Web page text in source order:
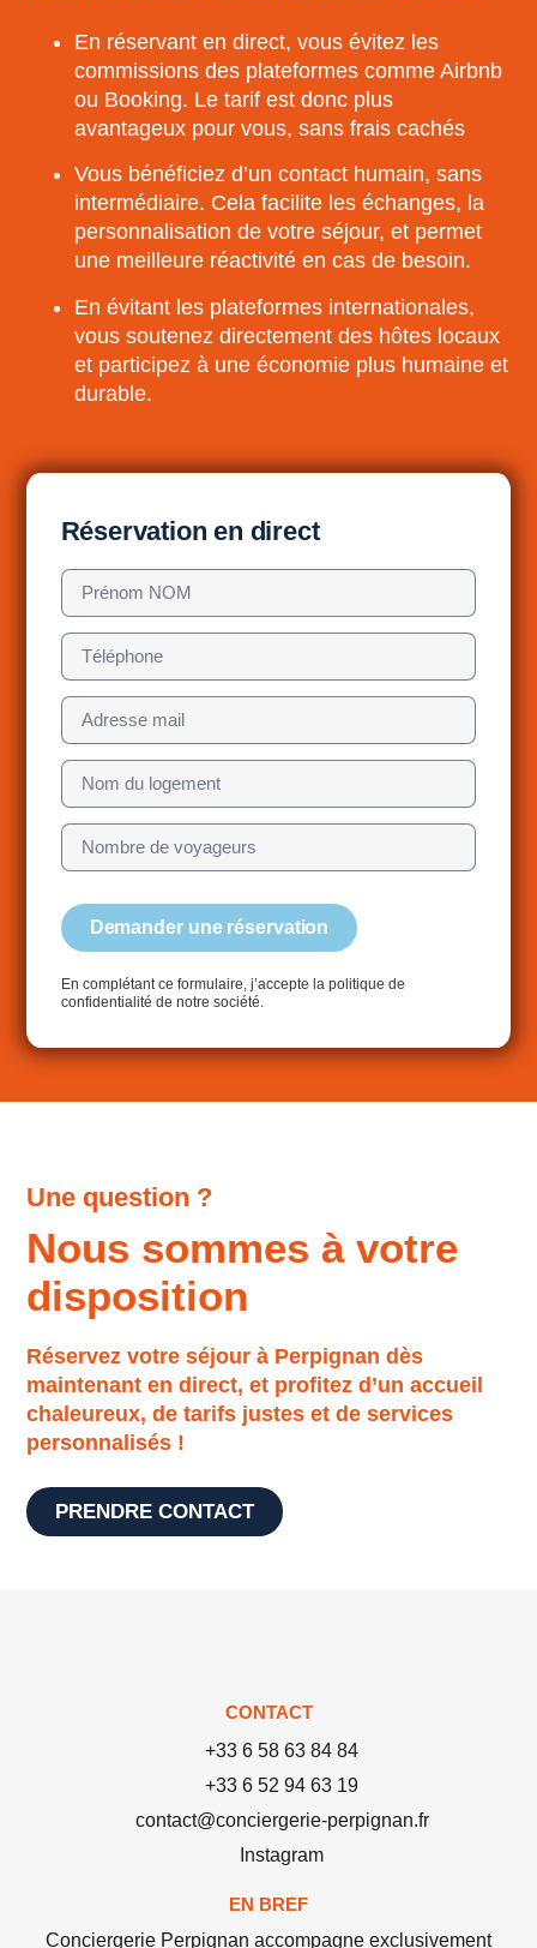
En réservant en direct, vous évitez les
commissions des plateformes comme Airbnb
ou Booking. Le tarif est donc plus
avantageux pour vous, sans frais cachés
Vous bénéficiez d’un contact humain, sans
intermédiaire. Cela facilite les échanges, la
personnalisation de votre séjour, et permet
une meilleure réactivité en cas de besoin.
En évitant les plateformes internationales,
vous soutenez directement des hôtes locaux
et participez à une économie plus humaine et
durable.
Réservation en direct
Demander une réservation
En complétant ce formulaire, j’accepte la politique de
confidentialité de notre société.
Une question ?
Nous sommes à votre
disposition
Réservez votre séjour à Perpignan dès
maintenant en direct, et profitez d’un accueil
chaleureux, de tarifs justes et de services
personnalisés !
PRENDRE CONTACT
CONTACT
+33 6 58 63 84 84
+33 6 52 94 63 19
contact@conciergerie-perpignan.fr
Instagram
EN BREF
Conciergerie Perpignan accompagne exclusivement